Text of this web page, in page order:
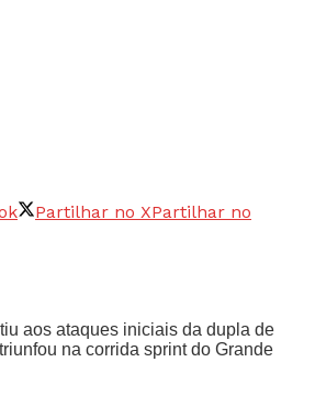
Partilhar no XPartilhar no
aos ataques iniciais da dupla de
na corrida sprint do Grande